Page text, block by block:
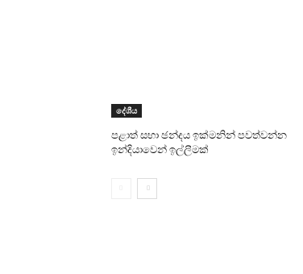
දේශීය
පළාත් සභා ඡන්දය ඉක්මනින් පවත්වන්න
ඉන්දියාවෙන් ඉල්ලීමක්